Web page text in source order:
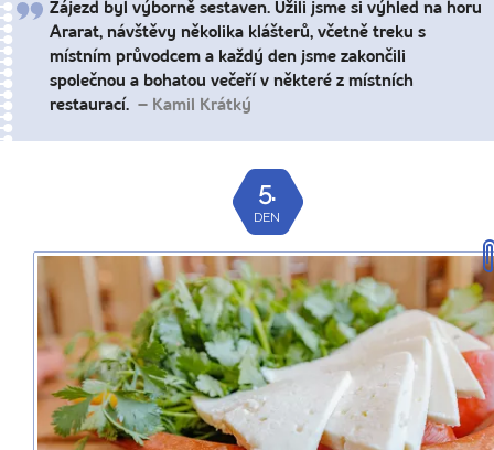
Zájezd byl výborně sestaven. Užili jsme si výhled na horu
Ararat, návštěvy několika klášterů, včetně treku s
místním průvodcem a každý den jsme zakončili
společnou a bohatou večeří v některé z místních
restaurací. – Kamil Krátký
5.
DEN